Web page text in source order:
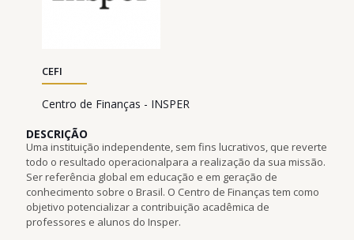
CEFI
Centro de Finanças - INSPER
DESCRIÇÃO
Uma instituição independente, sem fins lucrativos, que reverte
todo o resultado operacionalpara a realização da sua missão.
Ser referência global em educação e em geração de
conhecimento sobre o Brasil. O Centro de Finanças tem como
objetivo potencializar a contribuição acadêmica de
professores e alunos do Insper.